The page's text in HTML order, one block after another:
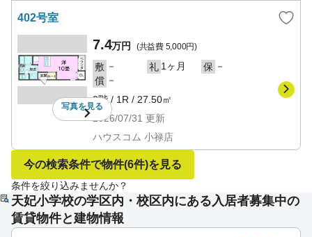
402号室
写真を見る
7.4万円 (共益費 5,000円)
敷 － 礼 1ヶ月 保 －
償 －
2階/ 1R / 27.50㎡
2026/07/31 更新
ハウスコム 小禄店
今の検索条件で物件(6件)を見る
条件を絞り込みませんか？
天妃小学校の学区内・校区内にある入居者募集中の
賃貸物件と建物情報